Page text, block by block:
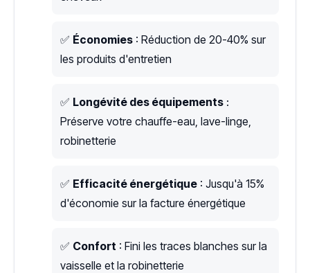
✅ Économies : Réduction de 20-40% sur
les produits d'entretien
✅ Longévité des équipements :
Préserve votre chauffe-eau, lave-linge,
robinetterie
✅ Efficacité énergétique : Jusqu'à 15%
d'économie sur la facture énergétique
✅ Confort : Fini les traces blanches sur la
vaisselle et la robinetterie